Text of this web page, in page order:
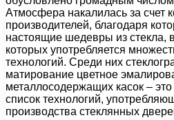
Атмосфера накалилась за счет
производителей, благодаря
настоящие шедевры из стекла,
которых употребляется
технологий. Среди них
матирование цветное
металлосодержащих касок –
список технологий,
производства стеклянных